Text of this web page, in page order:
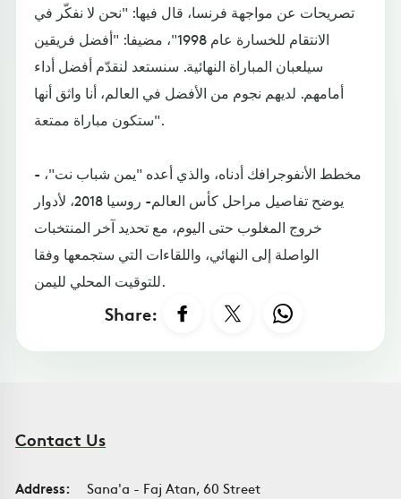
تصريحات عن مواجهة فرنسا، قال فيها: "نحن لا نفكّر في
الانتقام للخسارة عام 1998"، مضيفا: "أفضل فريقين
سيلعبان المباراة النهائية. سنستعد لنقدّم أفضل أداء
أمامهم. لديهم نجوم من الأفضل في العالم، أنا واثق أنها
ستكون مباراة ممتعة".
- مخطط الأنفوجرافك أدناه، والذي أعده "يمن شباب نت"،
يوضح تفاصيل مراحل كأس العالم- روسيا 2018، لأدوار
خروج المغلوب حتى اليوم، مع تحديد آخر المنتخبات
الواصلة إلى النهائي، واللقاءات التي ستجمعها وفقا
للتوقيت المحلي لليمن.
Share:
Contact Us
Address:
Sana'a - Faj Atan, 60 Street